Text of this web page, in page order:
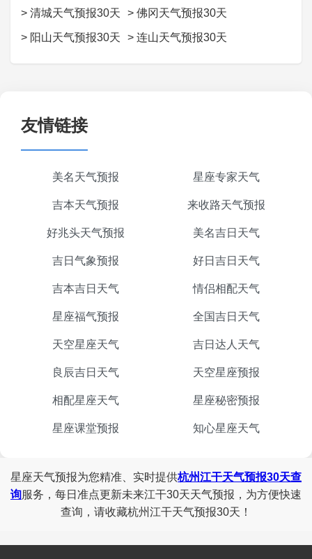
> 清城天气预报30天 > 佛冈天气预报30天
> 阳山天气预报30天 > 连山天气预报30天
友情链接
美名天气预报 星座专家天气
吉本天气预报 来收路天气预报
好兆头天气预报 美名吉日天气
吉日气象预报 好日吉日天气
吉本吉日天气 情侣相配天气
星座福气预报 全国吉日天气
天空星座天气 吉日达人天气
良辰吉日天气 天空星座预报
相配星座天气 星座秘密预报
星座课堂预报 知心星座天气
星座天气预报为您精准、实时提供杭州江干天气预报30天查
询服务，每日准点更新未来江干30天天气预报，为方便快速
查询，请收藏杭州江干天气预报30天！